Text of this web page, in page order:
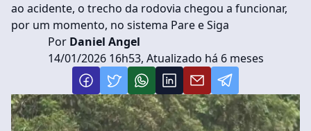
ao acidente, o trecho da rodovia chegou a funcionar,
por um momento, no sistema Pare e Siga
PorDaniel Angel
14/01/2026 16h53, Atualizado há 6 meses